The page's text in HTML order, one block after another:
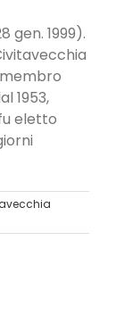
gen. 1999).
1953,
eletto